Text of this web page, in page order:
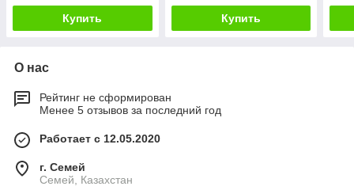
Купить Купить
О нас
Рейтинг не сформирован
Менее 5 отзывов за последний год
Работает с 12.05.2020
г. Семей
Семей, Казахстан